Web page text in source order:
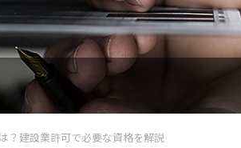
？建設業許可で必要な資格を解説